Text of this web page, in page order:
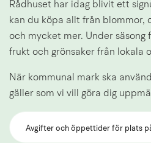
Rådhuset har idag blivit ett
kan du köpa allt från blommor,
och mycket mer. Under säsong
frukt och grönsaker från lokala
När kommunal mark ska
gäller som vi vill göra dig
Avgifter och öppettider för plats